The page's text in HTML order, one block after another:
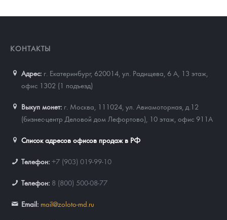
КОНТАКТЫ
Адрес: г. Екатеринбург, 620014 ул. Радищева, 6 А, 13 этаж,
офис 1302 (1 подъезд)
Выкуп монет: г. Москва, 111024, ул. Авиамоторная, д.12
(бизнес-центр Деловой дом Лефортово), 10 этаж, офис 911А
Список адресов офисов продаж в РФ
Телефон: +7 (903) 019-99-10
Телефон: 8 (800) 500-08-77
Email: mail@zoloto-md.ru